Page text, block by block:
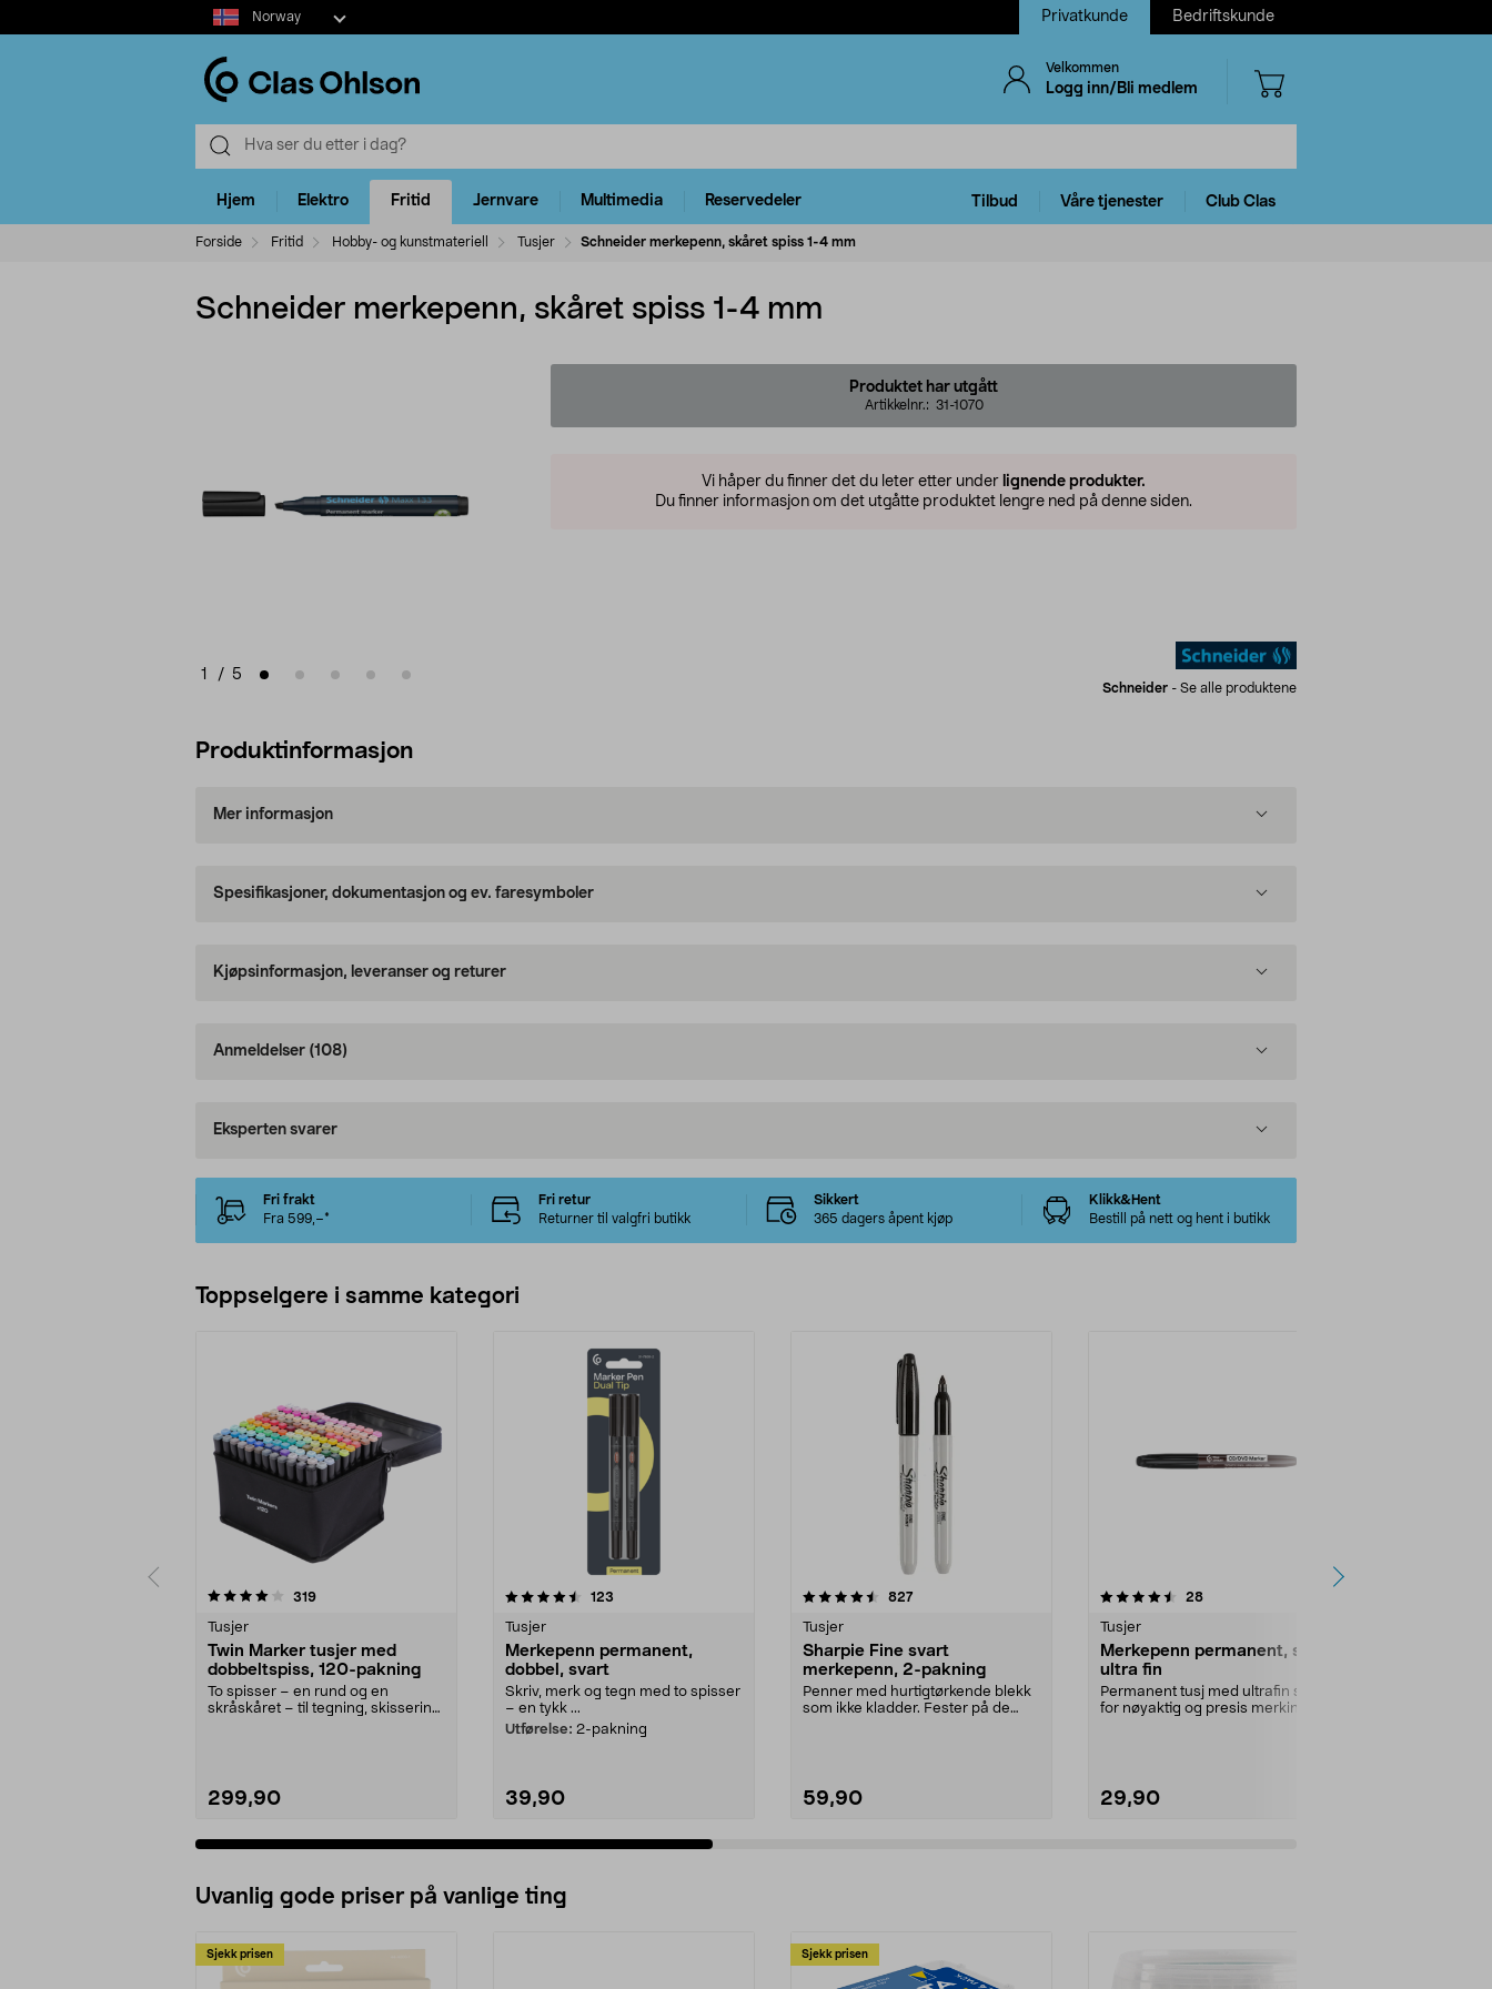
Select
market
Norway Privatkunde Bedriftskunde
Velkommen
Logg inn/Bli medlem
Hjem Elektro Fritid Jernvare Multimedia Reservedeler Tilbud Våre tjenester Club Clas
Forside Fritid Hobby- og kunstmateriell Tusjer Schneider merkepenn, skåret spiss 1-4 mm
Schneider merkepenn, skåret spiss 1-4 mm
1 / 5
Produktet har utgått
Artikkelnr.: 31-1070
Vi håper du finner det du leter etter under lignende produkter.
Du finner informasjon om det utgåtte produktet lengre ned på denne siden.
Schneider - Se alle produktene
Produktinformasjon
Mer informasjon
Spesifikasjoner, dokumentasjon og ev. faresymboler
Kjøpsinformasjon, leveranser og returer
Anmeldelser (108)
Eksperten svarer
Fri frakt
Fra 599,–*
Fri retur
Returner til valgfri butikk
Sikkert
365 dagers åpent kjøp
Klikk&Hent
Bestill på nett og hent i butikk
Toppselgere i samme kategori
319anmeldelser
Tusjer
Twin Marker tusjer med
dobbeltspiss, 120-pakning
To spisser – en rund og en
skråskåret – til tegning, skissering
299,90
4.5 av 5 stjerner 123
Tusjer
Merkepenn permanent,
dobbel, svart
Skriv, merk og tegn med to spisser
– en tykk ...
Utførelse: 2-pakning
39,90
4.5 av 5 stjerner 827anmeldelser
Tusjer
Sharpie Fine svart
merkepenn, 2-pakning
Penner med hurtigtørkende blekk
som ikke kladder. Fester på de
59,90
4.5 av 5 stjerner 28anmeldelser
Tusjer
Merkepenn permanent, svart,
ultra fin
Permanent tusj med ultrafin spiss
for nøyaktig og presis merking.
29,90
4.0 av 5 stjerner
Uvanlig gode priser på vanlige ting
Sjekk prisen Sjekk prisen